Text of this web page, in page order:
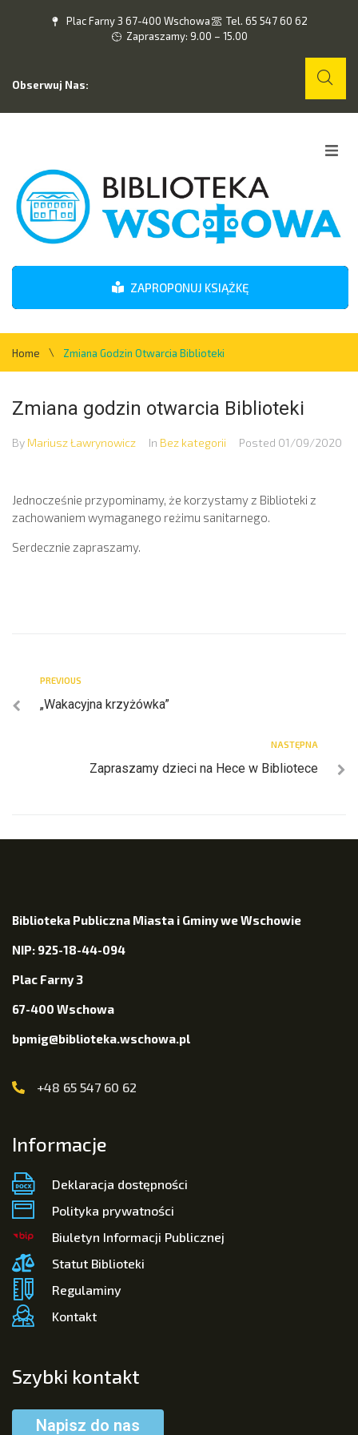
Plac Farny 3 67-400 Wschowa
Tel. 65 547 60 62
Zapraszamy: 9.00 – 15.00
Obserwuj Nas:
O nas
Wydarzenia
Kontakt
ZAPROPONUJ KSIĄŻKĘ
Home \ Zmiana Godzin Otwarcia Biblioteki
Zmiana godzin otwarcia Biblioteki
By Mariusz Ławrynowicz In Bez kategorii Posted 01/09/2020
Jednocześnie przypominamy, że korzystamy z Biblioteki z
zachowaniem wymaganego reżimu sanitarnego.
Serdecznie zapraszamy.
PREVIOUS
„Wakacyjna krzyżówka”
NASTĘPNA
Zapraszamy dzieci na Hece w Bibliotece
Biblioteka Publiczna Miasta i Gminy we Wschowie
NIP: 925-18-44-094
Plac Farny 3
67-400 Wschowa
bpmig@biblioteka.wschowa.pl
+48 65 547 60 62
Informacje
Deklaracja dostępności
Polityka prywatności
Biuletyn Informacji Publicznej
Statut Biblioteki
Regulaminy
Kontakt
Szybki kontakt
Napisz do nas